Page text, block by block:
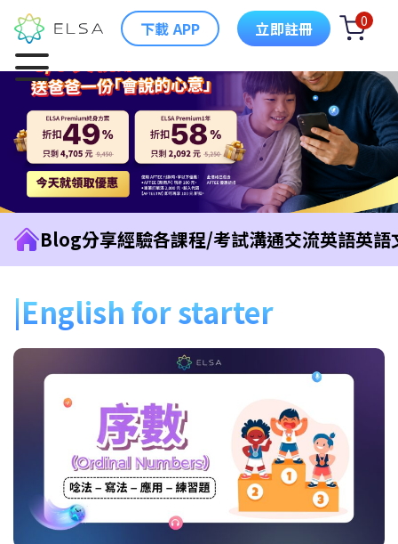
下載 APP 立即註冊 0
Blog分享經驗各課程/考試溝通交流英語英語
English for starter